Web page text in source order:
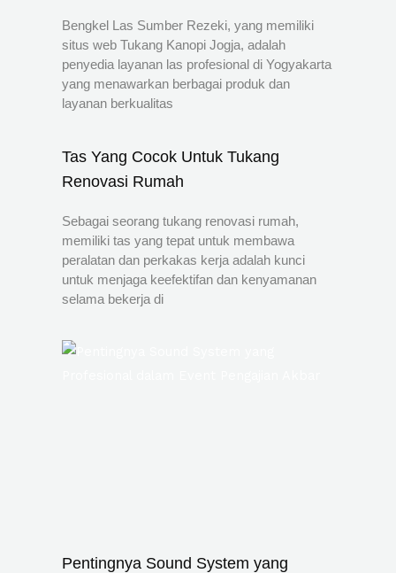
Bengkel Las Sumber Rezeki, yang memiliki
situs web Tukang Kanopi Jogja, adalah
penyedia layanan las profesional di Yogyakarta
yang menawarkan berbagai produk dan
layanan berkualitas
Tas Yang Cocok Untuk Tukang
Renovasi Rumah
Sebagai seorang tukang renovasi rumah,
memiliki tas yang tepat untuk membawa
peralatan dan perkakas kerja adalah kunci
untuk menjaga keefektifan dan kenyamanan
selama bekerja di
Pentingnya Sound System yang